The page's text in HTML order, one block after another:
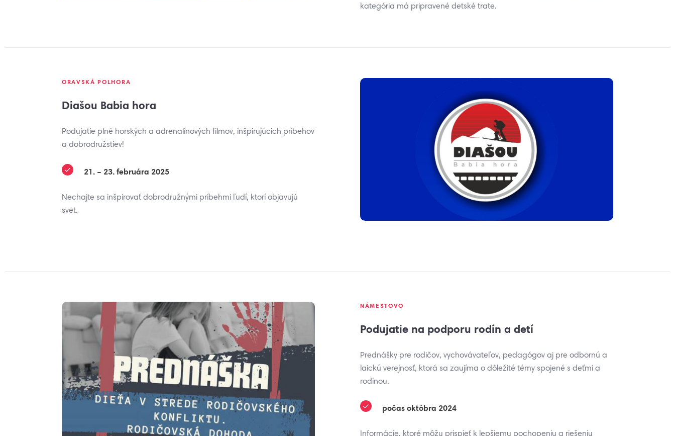
kategória má pripravené detské trate.
ORAVSKÁ POLHORA
Diašou Babia hora
Podujatie plné horských a adrenalínových filmov, inšpirujúcich príbehov
a dobrodružstiev!
21. – 23. februára 2025
Nechajte sa inšpirovať dobrodružnými príbehmi ľudí, ktorí objavujú
svet.
NÁMESTOVO
Podujatie na podporu rodín a detí
Prednášky pre rodičov, vychovávateľov, pedagógov aj pre odbornú a
laickú verejnosť, ktorá sa zaujíma o dôležité témy spojené s deťmi a
rodinou.
počas októbra 2024
Informácie, ktoré môžu prispieť k lepšiemu pochopeniu a riešeniu